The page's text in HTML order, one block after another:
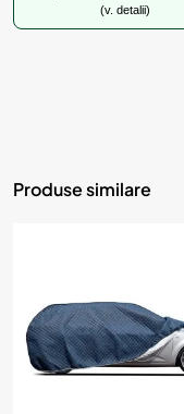
(v. detalii)
Produse similare